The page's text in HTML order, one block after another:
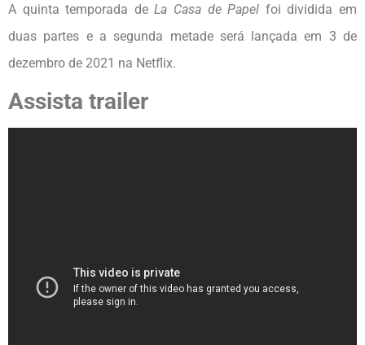
A quinta temporada deLa Casa de Papel foi dividida em
duas partes e a segunda metade será lançada em 3 de
dezembro de 2021 na Netflix.
Assista trailer